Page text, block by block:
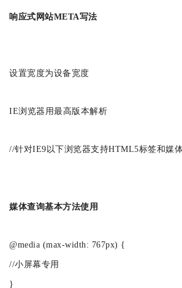
响应式网站META写法
设置宽度为设备宽度
IE浏览器用最高版本解析
//针对IE9以下浏览器支持HTML5标签和媒
媒体查询基本方法使用
@media (max-width: 767px) {
//小屏幕专用
}